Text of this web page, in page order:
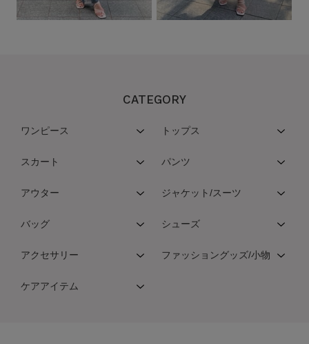
CATEGORY
ワンピース トップス
スカート パンツ
アウター ジャケット/スーツ
バッグ シューズ
アクセサリー ファッショングッズ/小物
ケアアイテム